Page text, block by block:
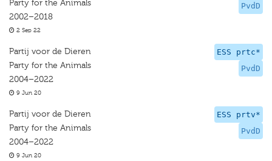
PvdD
Party for the Animals
2002–2018
2 Sep 22
ESS prtc*
PvdD
Partij voor de Dieren
Party for the Animals
2004–2022
9 Jun 20
ESS prtv*
PvdD
Partij voor de Dieren
Party for the Animals
2004–2022
9 Jun 20